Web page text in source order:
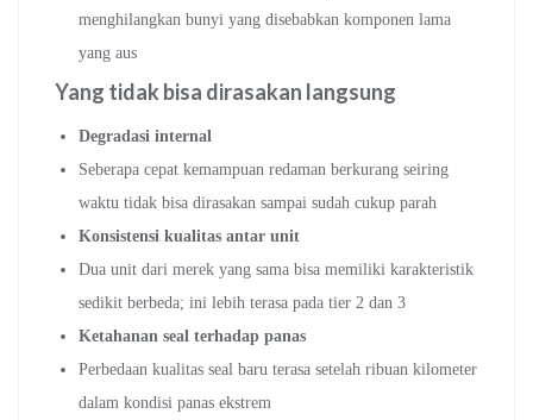
menghilangkan bunyi yang disebabkan komponen lama
yang aus
Yang tidak bisa dirasakan langsung
Degradasi internal
Seberapa cepat kemampuan redaman berkurang seiring
waktu tidak bisa dirasakan sampai sudah cukup parah
Konsistensi kualitas antar unit
Dua unit dari merek yang sama bisa memiliki karakteristik
sedikit berbeda; ini lebih terasa pada tier 2 dan 3
Ketahanan seal terhadap panas
Perbedaan kualitas seal baru terasa setelah ribuan kilometer
dalam kondisi panas ekstrem